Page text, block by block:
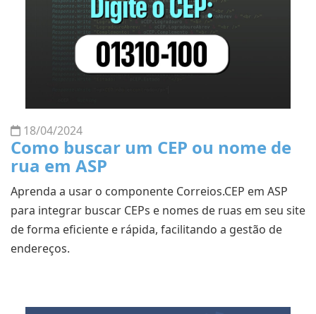
18/04/2024
Como buscar um CEP ou nome de
rua em ASP
Aprenda a usar o componente Correios.CEP em ASP
para integrar buscar CEPs e nomes de ruas em seu site
de forma eficiente e rápida, facilitando a gestão de
endereços.